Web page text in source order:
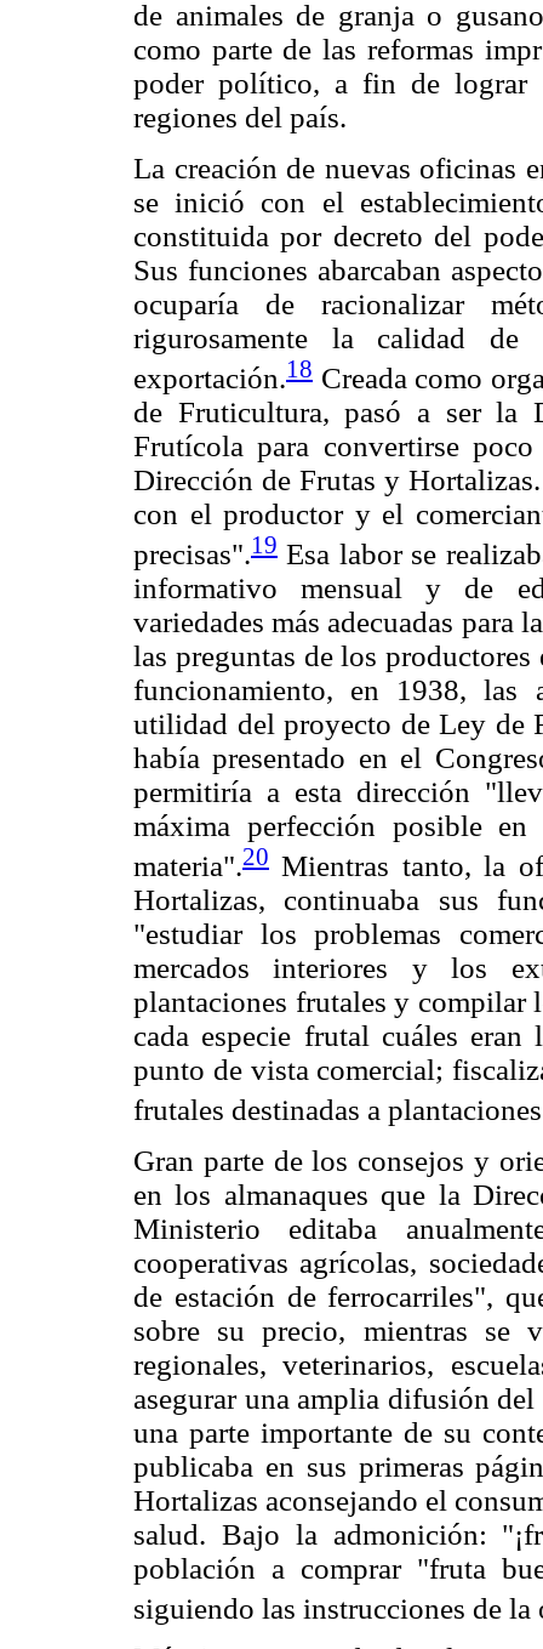
de animales de granja o
como parte de las reformas
poder político, a fin de lograr
regiones del país.
La creación de nuevas oficinas
se inició con el
constituida por decreto del
Sus funciones abarcaban
ocuparía de racionalizar
rigurosamente la calidad
exportación.18 Creada como
de Fruticultura, pasó a ser la
Frutícola para convertirse
Dirección de Frutas y
con el productor y el
precisas".19 Esa labor se
informativo mensual y de
variedades más adecuadas para
las preguntas de los
funcionamiento, en 1938, las
utilidad del proyecto de Ley de
había presentado en el
permitiría a esta dirección
máxima perfección posible
materia".20 Mientras tanto, la
Hortalizas, continuaba sus
"estudiar los problemas
mercados interiores y los
plantaciones frutales y compilar
cada especie frutal cuáles
punto de vista comercial;
frutales destinadas a
Gran parte de los consejos y
en los almanaques que la
Ministerio editaba
cooperativas agrícolas,
de estación de ferrocarriles",
sobre su precio, mientras se
regionales, veterinarios,
asegurar una amplia difusión
una parte importante de su
publicaba en sus primeras
Hortalizas aconsejando el
salud. Bajo la admonición:
población a comprar "fruta
siguiendo las instrucciones de